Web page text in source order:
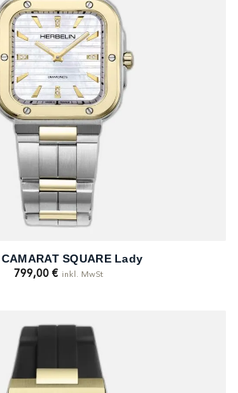
SQUARE Lady
799,00 € inkl. MwSt